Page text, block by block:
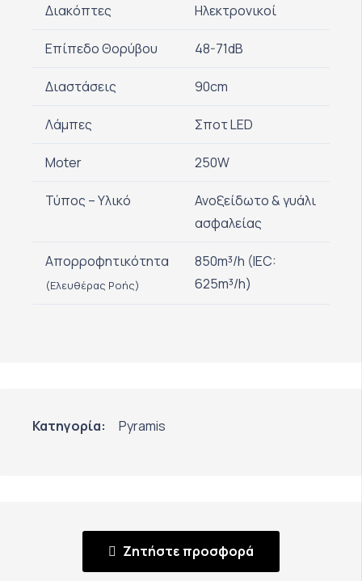
Διακόπτες Ηλεκτρονικοί
Επίπεδο Θορύβου 48-71dB
Διαστάσεις 90cm
Λάμπες Σποτ LED
Moter 250W
Τύπος – Υλικό
Ανοξείδωτο & γυάλι
ασφαλείας
Απορροφητικότητα
(Ελευθέρας Ροής)
850m³/h (IEC:
625m³/h)
Κατηγορία: Pyramis
Ζητήστε προσφορά